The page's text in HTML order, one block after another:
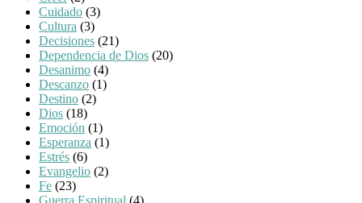
Cuidado (3)
Cultura (3)
Decisiones (21)
Dependencia de Dios (20)
Desanimo (4)
Descanzo (1)
Destino (2)
Dios (18)
Emoción (1)
Esperanza (1)
Estrés (6)
Evangelio (2)
Fe (23)